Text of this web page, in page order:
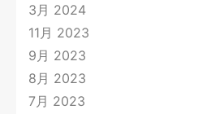
3月 2024
11月 2023
9月 2023
8月 2023
7月 2023